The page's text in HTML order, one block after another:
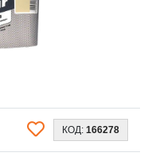
КОД: 166278